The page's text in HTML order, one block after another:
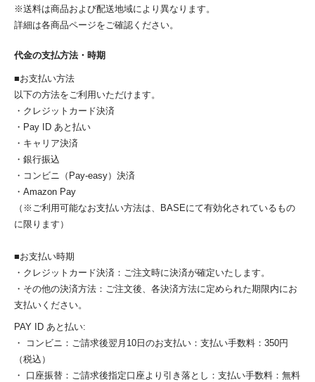
※送料は商品および配送地域により異なります。
詳細は各商品ページをご確認ください。
代金の支払方法・時期
■お支払い方法
以下の方法をご利用いただけます。
・クレジットカード決済
・Pay ID あと払い
・キャリア決済
・銀行振込
・コンビニ（Pay-easy）決済
・Amazon Pay
（※ご利用可能なお支払い方法は、BASEにて有効化されているもの
に限ります）
■お支払い時期
・クレジットカード決済：ご注文時に決済が確定いたします。
・その他の決済方法：ご注文後、各決済方法に定められた期限内にお
支払いください。
PAY ID あと払い:
・ コンビニ：ご請求後翌月10日のお支払い：支払い手数料：350円
（税込）
・ 口座振替：ご請求後指定口座より引き落とし：支払い手数料：無料